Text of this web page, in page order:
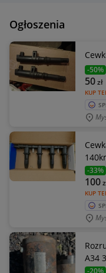
Ogłoszenia
-50%
KUP
50zł
-33%
KUP
100
A34
-20%